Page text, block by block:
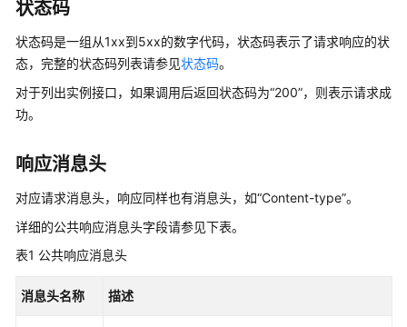
快
速
入
用
指
南
参
考
状态码
状态码是一组从1xx到5xx的数字代码，状态码表示了请求响应的状
态，完整的状态码列表请参见状态码。
对于列出实例接口，如果调用后返回状态码为“200”，则表示请求成
功。
响应消息头
对应请求消息头，响应同样也有消息头，如“Content-type”。
详细的公共响应消息头字段请参见下表。
表1 公共响应消息头
消息头名称 描述